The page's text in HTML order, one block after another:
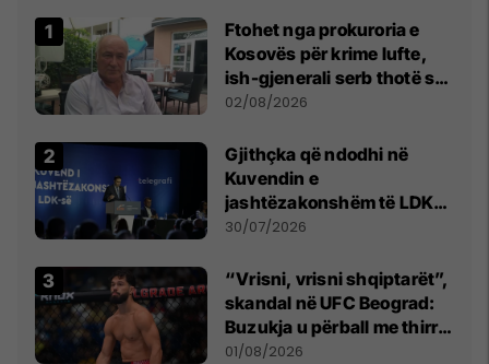
Ftohet nga prokuroria e
Kosovës për krime lufte,
ish-gjenerali serb thotë se
dikush e tradhtoi në
02/08/2026
Gjithçka që ndodhi në
Kuvendin e
jashtëzakonshëm të LDK-
së
30/07/2026
“Vrisni, vrisni shqiptarët”,
skandal në UFC Beograd:
Buzukja u përball me thirrje
anti-shqiptare nga
01/08/2026